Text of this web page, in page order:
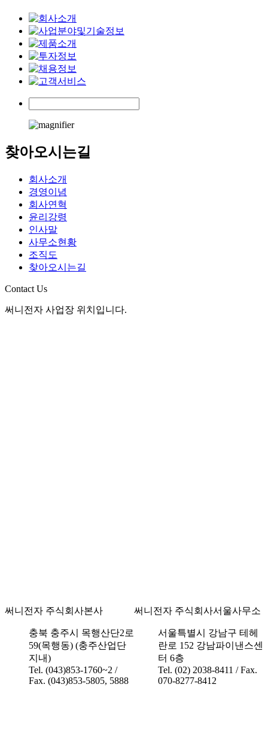
찾아오시는길
회사소개
경영이념
회사연혁
윤리강령
인사말
사무소현황
조직도
찾아오시는길
Contact Us
써니전자 사업장 위치입니다.
써니전자 주식회사본사
충북 충주시 목행산단2로
59(목행동) (충주산업단
지내)
Tel. (043)853-1760~2 /
Fax. (043)853-5805, 5888
써니전자 주식회사서울사무소
서울특별시 강남구 테헤
란로 152 강남파이낸스센
터 6층
Tel. (02) 2038-8411 / Fax.
070-8277-8412